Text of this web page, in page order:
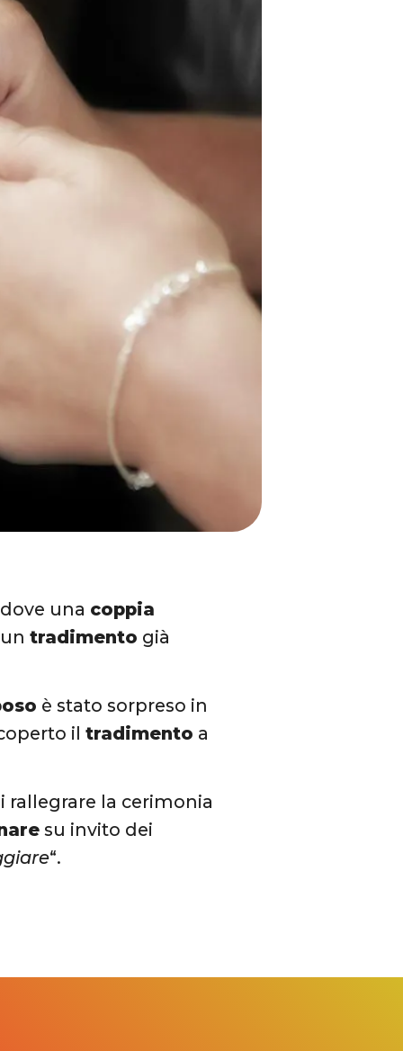
una coppia
untradimento già
è stato sorpreso in
iltradimento a
rallegrare la cerimonia
su invito dei
“.